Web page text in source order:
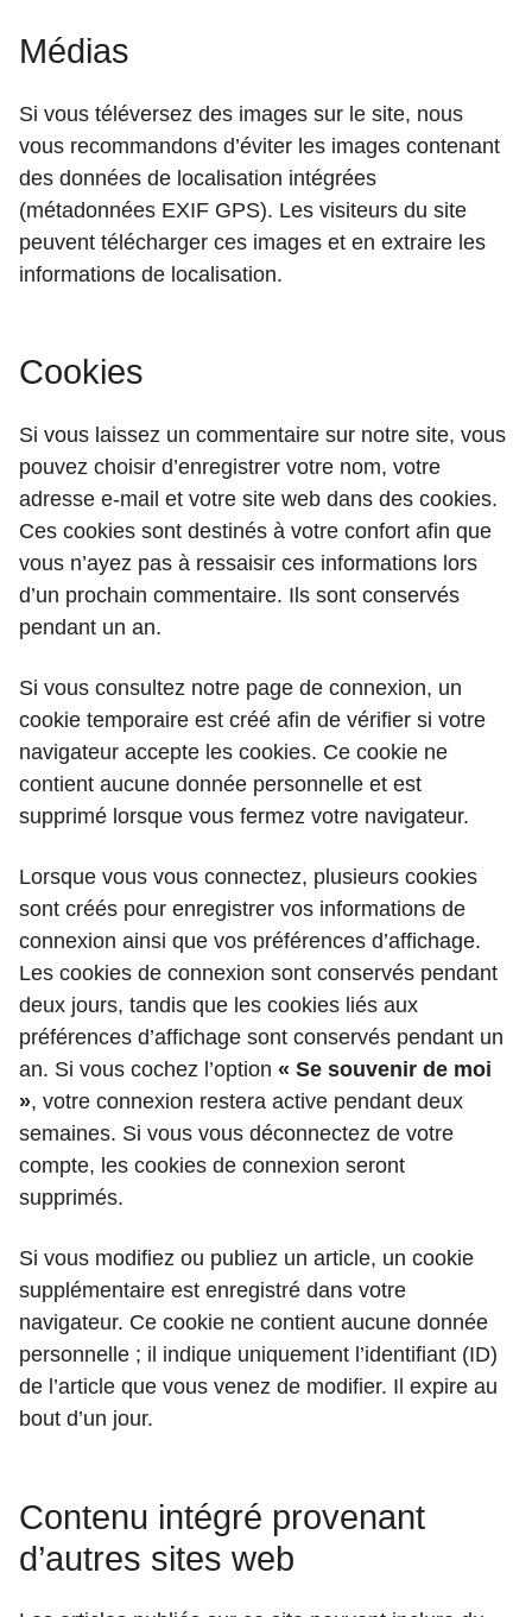
Médias
Si vous téléversez des images sur le site, nous
vous recommandons d’éviter les images contenant
des données de localisation intégrées
(métadonnées EXIF GPS). Les visiteurs du site
peuvent télécharger ces images et en extraire les
informations de localisation.
Cookies
Si vous laissez un commentaire sur notre site, vous
pouvez choisir d’enregistrer votre nom, votre
adresse e-mail et votre site web dans des cookies.
Ces cookies sont destinés à votre confort afin que
vous n’ayez pas à ressaisir ces informations lors
d’un prochain commentaire. Ils sont conservés
pendant un an.
Si vous consultez notre page de connexion, un
cookie temporaire est créé afin de vérifier si votre
navigateur accepte les cookies. Ce cookie ne
contient aucune donnée personnelle et est
supprimé lorsque vous fermez votre navigateur.
Lorsque vous vous connectez, plusieurs cookies
sont créés pour enregistrer vos informations de
connexion ainsi que vos préférences d’affichage.
Les cookies de connexion sont conservés pendant
deux jours, tandis que les cookies liés aux
préférences d’affichage sont conservés pendant un
an. Si vous cochez l’option « Se souvenir de moi
», votre connexion restera active pendant deux
semaines. Si vous vous déconnectez de votre
compte, les cookies de connexion seront
supprimés.
Si vous modifiez ou publiez un article, un cookie
supplémentaire est enregistré dans votre
navigateur. Ce cookie ne contient aucune donnée
personnelle ; il indique uniquement l’identifiant (ID)
de l’article que vous venez de modifier. Il expire au
bout d’un jour.
Contenu intégré provenant
d’autres sites web